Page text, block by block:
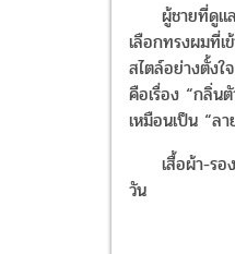
ผู้ชายที่ดูแลตั
เลือกทรงผมที่เ
สไตล์อย่างตั้ง
คือเรื่อง “กลิ่น
เหมือนเป็น “ล
เสื้อผ้า-รอง
วัน